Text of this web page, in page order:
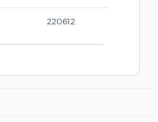
220612